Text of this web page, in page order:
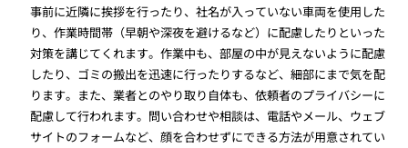
事前に近隣に挨拶を行ったり、社名が入っていない車両を使用した
り、作業時間帯（早朝や深夜を避けるなど）に配慮したりといった
対策を講じてくれます。作業中も、部屋の中が見えないように配慮
したり、ゴミの搬出を迅速に行ったりするなど、細部にまで気を配
ります。また、業者とのやり取り自体も、依頼者のプライバシーに
配慮して行われます。問い合わせや相談は、電話やメール、ウェブ
サイトのフォームなど、顔を合わせずにできる方法が用意されてい